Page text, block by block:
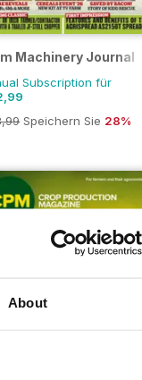
About
Machinery Journal
Subscription für
Speichern Sie 28%